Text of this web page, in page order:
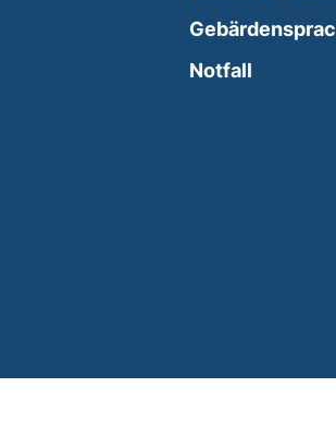
link, opens in a new window)
Notfall